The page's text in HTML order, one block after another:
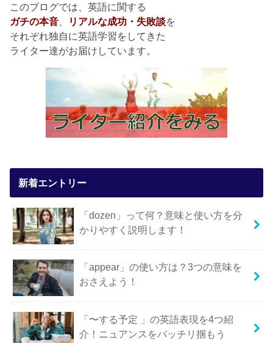
このブログでは、英語に関する
ガチの本音
リアルな成功・失敗談を
それぞれ独自に英語学習をしてきた
ライター達がお届けしています。
新着エントリー
「dozen」って何？意味と使い方を分
かりやすく説明します！
「appear」の使い方は？3つの意味を
おさえよう！
「〜する予定 」の英語表現を4つ紹
介！ニュアンスをバッチリ掴もう